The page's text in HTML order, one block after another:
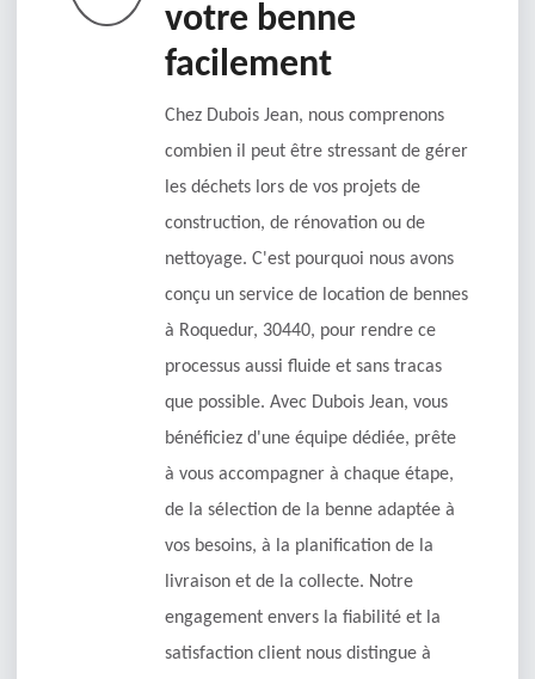
votre benne
facilement
Chez Dubois Jean, nous comprenons
combien il peut être stressant de gérer
les déchets lors de vos projets de
construction, de rénovation ou de
nettoyage. C'est pourquoi nous avons
conçu un service de location de bennes
à Roquedur, 30440, pour rendre ce
processus aussi fluide et sans tracas
que possible. Avec Dubois Jean, vous
bénéficiez d'une équipe dédiée, prête
à vous accompagner à chaque étape,
de la sélection de la benne adaptée à
vos besoins, à la planification de la
livraison et de la collecte. Notre
engagement envers la fiabilité et la
satisfaction client nous distingue à